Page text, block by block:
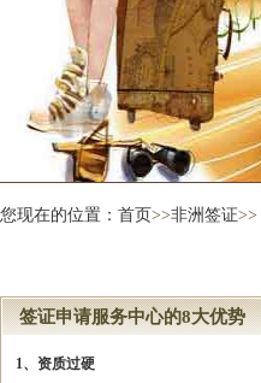
您现在的位置： 首页>>非洲签证>>
签证申请服务中心的8大优势
1、资质过硬